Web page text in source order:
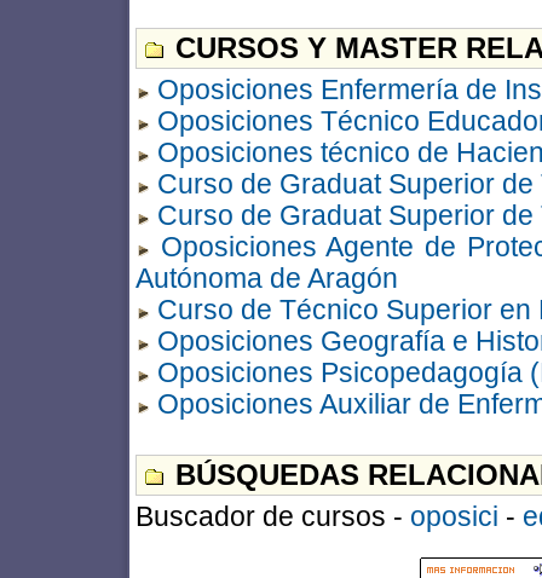
CURSOS Y MASTER
Oposiciones Enfermería de
Oposiciones Técnico
Oposiciones técnico de
Curso de Graduat Superior
Curso de Graduat Superior
Oposiciones Agente de
Autónoma de Aragón
Curso de Técnico Superior en
Oposiciones Geografía e
Oposiciones Psicopedagogía
Oposiciones Auxiliar de
BÚSQUEDAS
Buscador de cursos - oposici -